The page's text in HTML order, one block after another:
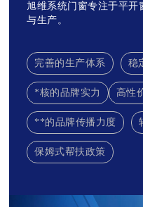
旭维系统门窗专注于平开
与生产。
完善的生产体系 稳
*核的品牌实力 高性
**的品牌传播力度
保姆式帮扶政策